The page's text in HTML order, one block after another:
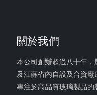
關於我們
本公司創辦超過八十年
及江蘇省內自設及合資
專注於高品質玻璃製品